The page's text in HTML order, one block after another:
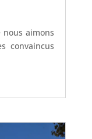
nous aimons
convaincus